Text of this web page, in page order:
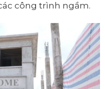
công trình ngầm.